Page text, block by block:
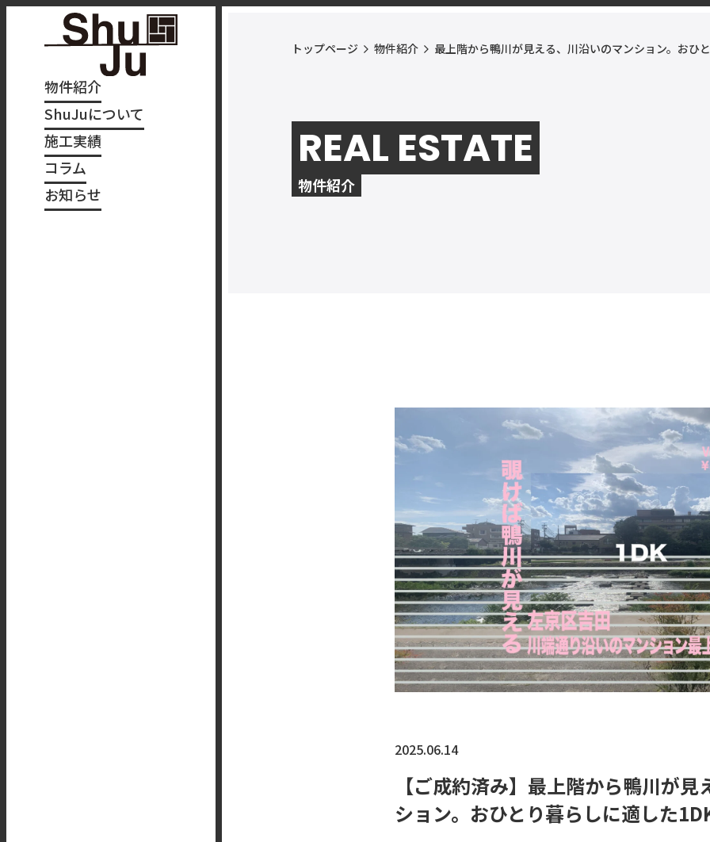
物件紹介
ShuJuについて
施工実績
コラム
お知らせ
トップページ 物件紹介 最上階から鴨川が見える、川沿いのマンション。おひ
REAL ESTATE
物件紹介
2025.06.14
【ご成約済み】最上階から鴨川が
ション。おひとり暮らしに適した